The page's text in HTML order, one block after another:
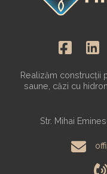
Realizăm construcții
saune, căzi cu
Str. Mihai